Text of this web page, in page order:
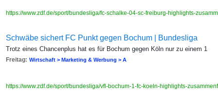
https://www.zdf.de/sport/bundesliga/fc-schalke-04-sc-freiburg-highlights-
Schwäbe sichert FC Punkt gegen Bochum | Bundesliga
Trotz eines Chancenplus hat es für Bochum gegen Köln nur zu einem 1
Freitag: Wirtschaft > Marketing & Werbung > A
https://www.zdf.de/sport/bundesliga/vfl-bochum-1-fc-koeln-highlights-